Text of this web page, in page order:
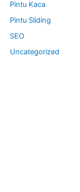
Pintu Kaca
Pintu Sliding
SEO
Uncategorized